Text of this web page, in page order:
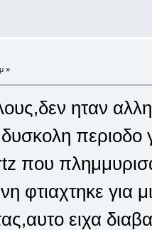
»
ηταν
περιοδο
που
φτιαχτηκε για
ειχα